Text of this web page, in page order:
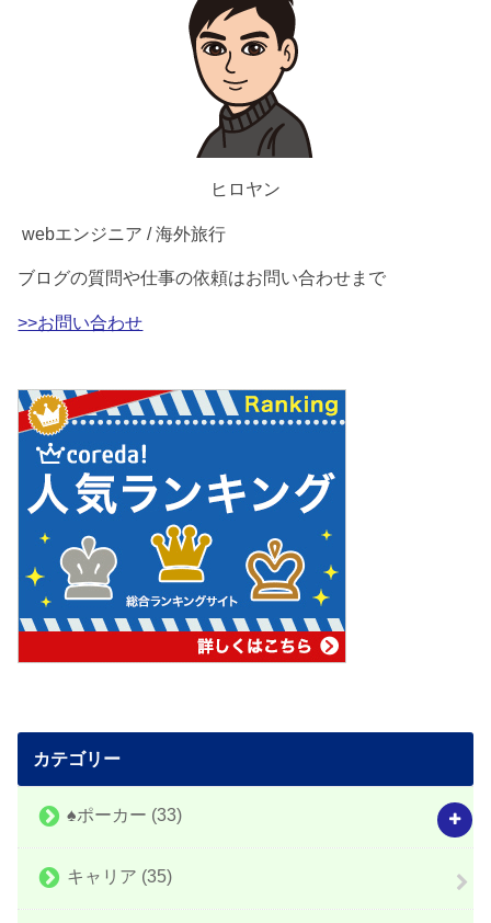
ヒロヤン
webエンジニア / 海外旅行
ブログの質問や仕事の依頼はお問い合わせまで
>>お問い合わせ
カテゴリー
♠️ポーカー (33)
キャリア (35)